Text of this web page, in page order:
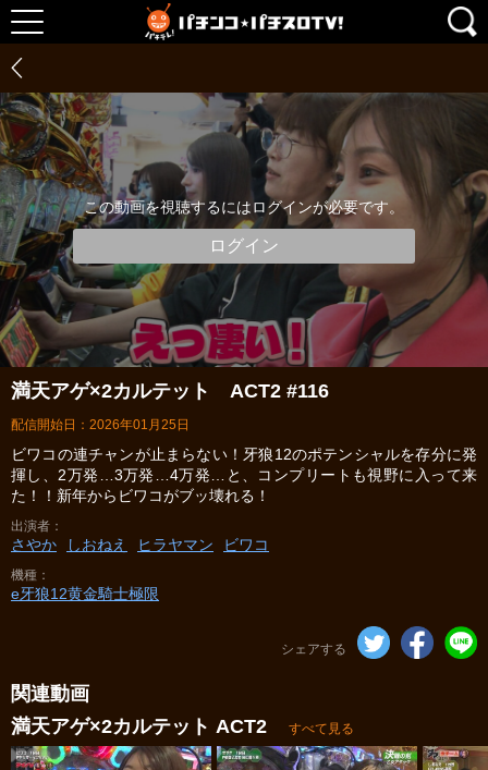
この動画を視聴するにはログインが必要です。
ログイン
満天アゲ×2カルテット ACT2 #116
配信開始日：2026年01月25日
ビワコの連チャンが止まらない！牙狼12のポテンシャルを存分に発
揮し、2万発…3万発…4万発…と、コンプリートも視野に入って来
た！！新年からビワコがブッ壊れる！
出演者
さやか しおねえ ヒラヤマン ビワコ
機種
e牙狼12黄金騎士極限
シェアする
関連動画
満天アゲ×2カルテット ACT2
すべて見る